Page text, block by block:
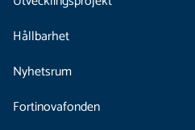
Hållbarhet
Nyhetsrum
Fortinovafonden